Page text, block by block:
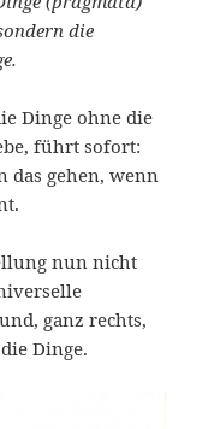
die
Dinge ohne die
führt sofort:
das gehen, wenn
nun nicht
ganz rechts,
Dinge.